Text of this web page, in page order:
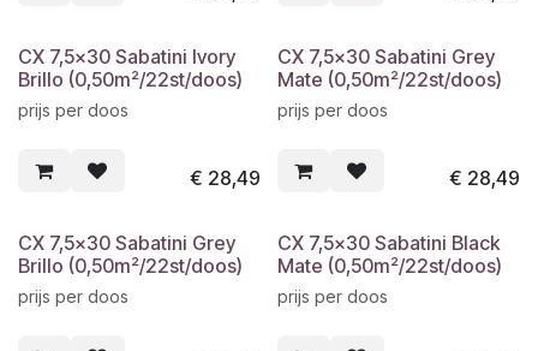
CX 7,5x30 Sabatini Ivory
Brillo (0,50m²/22st/doos)
prijs per doos
€ 28,49
CX 7,5x30 Sabatini Grey
Mate (0,50m²/22st/doos)
prijs per doos
€ 28,49
CX 7,5x30 Sabatini Grey
Brillo (0,50m²/22st/doos)
prijs per doos
CX 7,5x30 Sabatini Black
Mate (0,50m²/22st/doos)
prijs per doos